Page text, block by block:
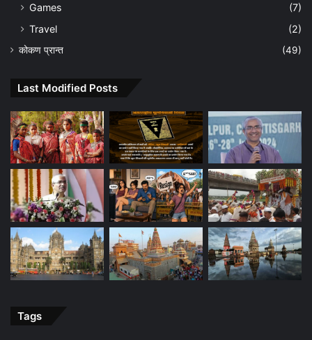
Games
(7)
Travel
(2)
कोकण प्रान्त (49)
Last Modified Posts
Tags